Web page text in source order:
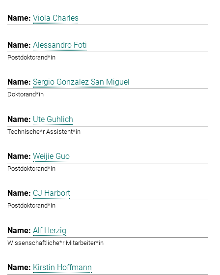
Viola Charles
Alessandro Foti
Postdoktorand*in
Sergio Gonzalez San Miguel
Doktorand*in
Ute Guhlich
Technische*r Assistent*in
Weijie Guo
Postdoktorand*in
CJ Harbort
Postdoktorand*in
Alf Herzig
Wissenschaftliche*r Mitarbeiter*in
Kirstin Hoffmann